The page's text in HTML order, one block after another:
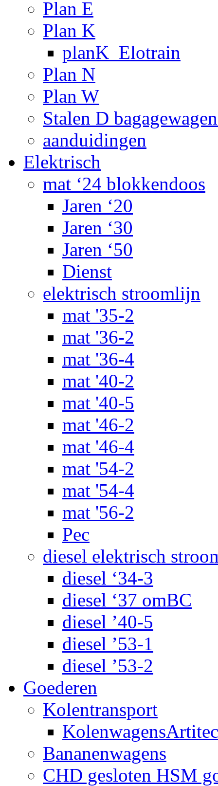
Plan E
Plan K
planK_Elotrain
Plan N
Plan W
Stalen D
aanduidingen
Elektrisch
mat ‘24 blokkendoos
Jaren ‘20
Jaren ‘30
Jaren ‘50
Dienst
elektrisch stroomlijn
mat '35-2
mat '36-2
mat '36-4
mat '40-2
mat '40-5
mat '46-2
mat '46-4
mat '54-2
mat '54-4
mat '56-2
Pec
diesel elektrisch
diesel ‘34-3
diesel ‘37 omBC
diesel ’40-5
diesel ’53-1
diesel ’53-2
Goederen
Kolentransport
KolenwagensArtitec
Bananenwagens
CHD gesloten HSM